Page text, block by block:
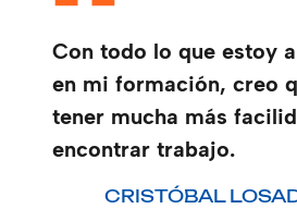
Con todo lo que estoy
en mi formación, creo
tener mucha más
encontrar trabajo.
CRISTÓBAL